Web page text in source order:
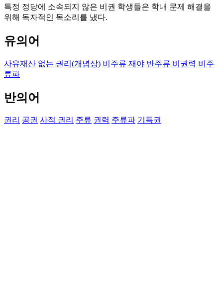
특정 정당에 소속되지 않은 비권 학생들은 학내 문제 해결을
위해 독자적인 목소리를 냈다.
유의어
사유재산 없는 권리(개념상) 비주류 재야 반주류 비권력 비주
류파
반의어
권리 공권 사적 권리 주류 권력 주류파 기득권